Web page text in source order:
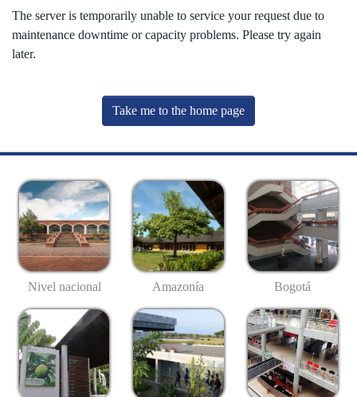
The server is temporarily unable to service your request due to
maintenance downtime or capacity problems. Please try again
later.
Take me to the home page
Nivel nacional Amazonía Bogotá